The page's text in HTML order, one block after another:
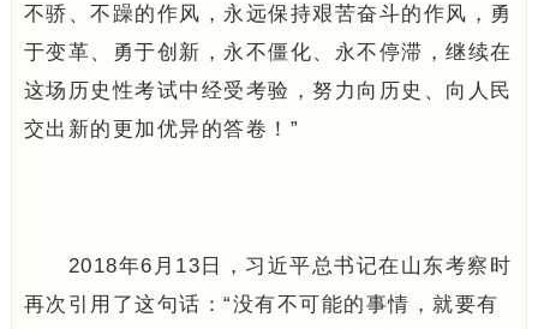
不骄、不躁的作风，永远保持艰苦奋斗的作风，勇
于变革、勇于创新，永不僵化、永不停滞，继续在
这场历史性考试中经受考验，努力向历史、向人民
交出新的更加优异的答卷！”
2018年6月13日，习近平总书记在山东考察时
再次引用了这句话：“没有不可能的事情，就要有